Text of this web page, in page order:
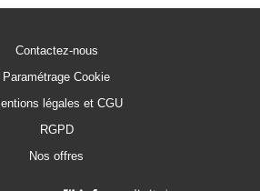
Contactez-nous
Paramétrage Cookie
légales et CGU
RGPD
Nos offres